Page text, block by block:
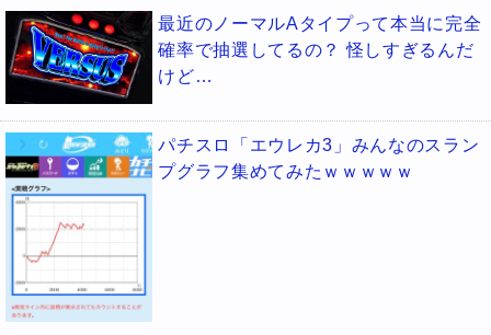
最近のノーマルAタイプって本当に完全
確率で抽選してるの？ 怪しすぎるんだ
けど…
パチスロ「エウレカ3」みんなのスラン
プグラフ集めてみたｗｗｗｗｗ